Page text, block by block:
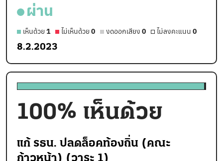
ผ่าน
เห็นด้วย 1 ไม่เห็นด้วย 0 งดออกเสียง 0 ไม่ลงคะแนน 0
8.2.2023
100% เห็นด้วย
แก้ รธน. ปลดล็อคท้องถิ่น (คณะ
ก้าวหน้า) (วาระ 1)